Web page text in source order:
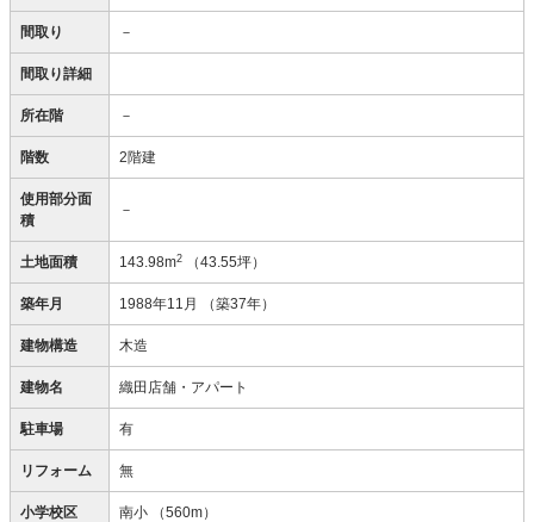
間取り －
間取り詳細
所在階 －
階数 2階建
使用部分面
積
－
土地面積 143.98m2 （43.55坪）
築年月 1988年11月 （築37年）
建物構造 木造
建物名 織田店舗・アパート
駐車場 有
リフォーム 無
小学校区 南小 （560m）